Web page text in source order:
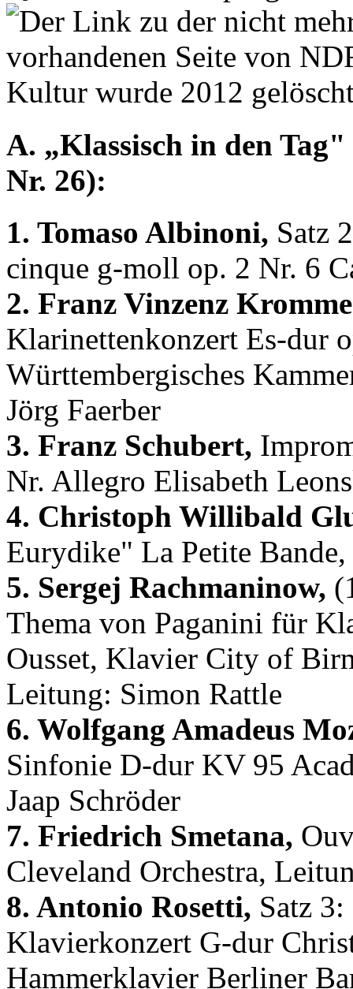
A. „Klassisch in den
Nr. 26):
1. Tomaso Albinoni, Satz
cinque g-moll op. 2 Nr. 6
2. Franz Vinzenz
Klarinettenkonzert Es-dur
Württembergisches
Jörg Faerber
3. Franz Schubert,
Nr. Allegro Elisabeth
4. Christoph Willibald
Eurydike" La Petite
5. Sergej Rachmaninow,
Thema von Paganini für
Ousset, Klavier City of
Leitung: Simon Rattle
6. Wolfgang Amadeus
Sinfonie D-dur KV 95
Jaap Schröder
7. Friedrich Smetana,
Cleveland Orchestra,
8. Antonio Rosetti, Satz
Klavierkonzert G-dur
Hammerklavier Berliner